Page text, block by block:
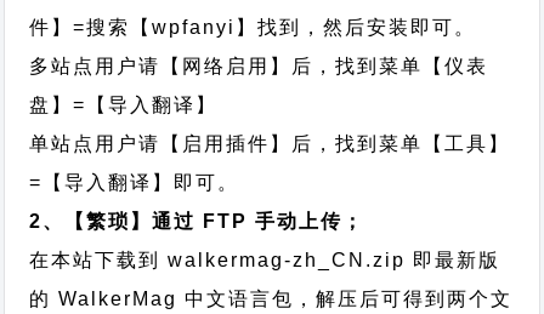
件】=搜索【wpfanyi】找到，然后安装即可。
多站点用户请【网络启用】后，找到菜单【仪表
盘】=【导入翻译】
单站点用户请【启用插件】后，找到菜单【工具】
=【导入翻译】即可。
2、【繁琐】通过 FTP 手动上传；
在本站下载到walkermag-zh_CN.zip 即最新版
的 WalkerMag 中文语言包，解压后可得到两个文